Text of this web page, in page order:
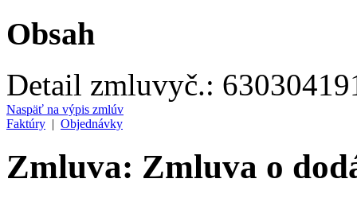
Obsah
Detail zmluvyč.:
Naspäť na výpis zmlúv
Faktúry | Objednávky
Zmluva: Zmluva o